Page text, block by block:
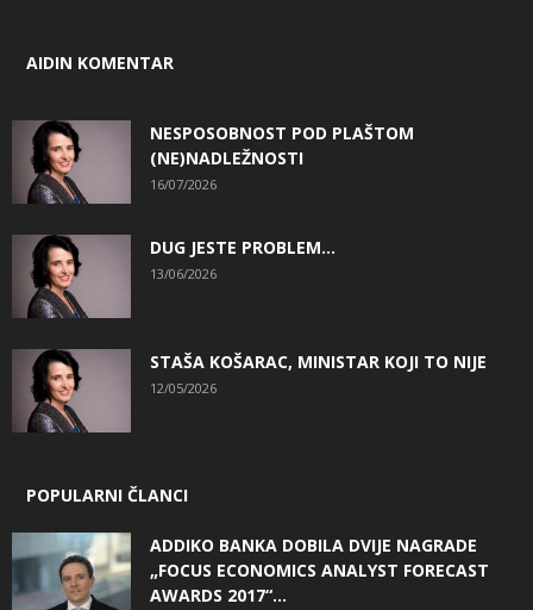
AIDIN KOMENTAR
NESPOSOBNOST POD PLAŠTOM
(NE)NADLEŽNOSTI
16/07/2026
DUG JESTE PROBLEM…
13/06/2026
STAŠA KOŠARAC, MINISTAR KOJI TO NIJE
12/05/2026
POPULARNI ČLANCI
ADDIKO BANKA DOBILA DVIJE NAGRADE
„FOCUS ECONOMICS ANALYST FORECAST
AWARDS 2017“...